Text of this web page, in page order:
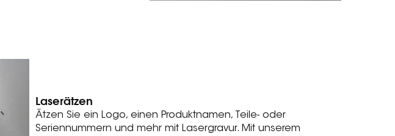
Laserätzen
Ätzen Sie ein Logo, einen Produktnamen, Teile- oder
Seriennummern und mehr mit Lasergravur. Mit unserem